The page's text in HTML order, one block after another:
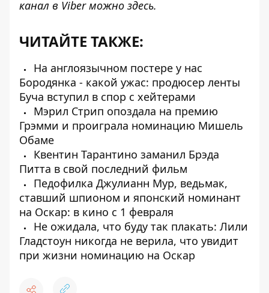
канал в Viber можно здесь.
ЧИТАЙТЕ ТАКЖЕ:
На англоязычном постере у нас
Бородянка - какой ужас: продюсер ленты
Буча вступил в спор с хейтерами
Мэрил Стрип опоздала на премию
Грэмми и проиграла номинацию Мишель
Обаме
Квентин Тарантино заманил Брэда
Питта в свой последний фильм
Педофилка Джулианн Мур, ведьмак,
ставший шпионом и японский номинант
на Оскар: в кино с 1 февраля
Не ожидала, что буду так плакать: Лили
Гладстоун никогда не верила, что увидит
при жизни номинацию на Оскар